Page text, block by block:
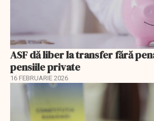
ASF dă liber la transfer fără
pensiile private
16 FEBRUARIE 2026